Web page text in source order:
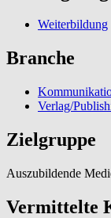
Weiterbildung
Branche
Verlag/
Zielgruppe
Auszubildende
Vermittelte